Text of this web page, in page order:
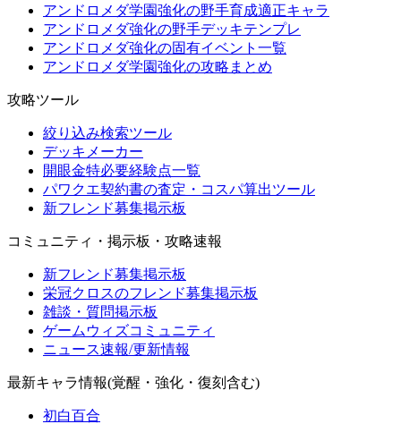
アンドロメダ学園強化の野手育成適正キャラ
アンドロメダ強化の野手デッキテンプレ
アンドロメダ強化の固有イベント一覧
アンドロメダ学園強化の攻略まとめ
攻略ツール
絞り込み検索ツール
デッキメーカー
開眼金特必要経験点一覧
パワクエ契約書の査定・コスパ算出ツール
新フレンド募集掲示板
コミュニティ・掲示板・攻略速報
新フレンド募集掲示板
栄冠クロスのフレンド募集掲示板
雑談・質問掲示板
ゲームウィズコミュニティ
ニュース速報/更新情報
最新キャラ情報(覚醒・強化・復刻含む)
初白百合